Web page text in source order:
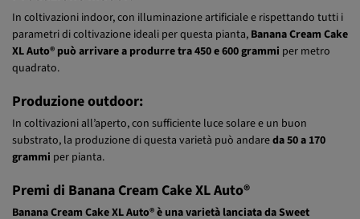
Produzione indoor:
In coltivazioni indoor, con illuminazione artificiale e rispettando tutti i
parametri di coltivazione ideali per questa pianta,Banana Cream Cake
XL Auto® può arrivare a produrre tra 450 e 600 grammi
Produzione outdoor:
In coltivazioni all’aperto, con sufficiente luce solare e un buon
substrato, la produzione di questa varietà può andare
Premi di Banana Cream Cake XL Auto®